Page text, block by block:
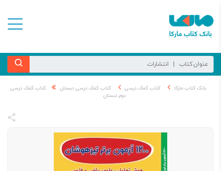
بانک کتاب مارکا کتاب کمک درسی کتاب کمک درسی دبستان
کتاب کمک درسی
دوم دبستان